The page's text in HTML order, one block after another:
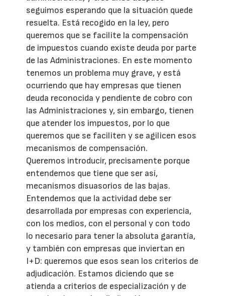
seguimos esperando que la situación quede
resuelta. Está recogido en la ley, pero
queremos que se facilite la compensación
de impuestos cuando existe deuda por parte
de las Administraciones. En este momento
tenemos un problema muy grave, y está
ocurriendo que hay empresas que tienen
deuda reconocida y pendiente de cobro con
las Administraciones y, sin embargo, tienen
que atender los impuestos, por lo que
queremos que se faciliten y se agilicen esos
mecanismos de compensación.
Queremos introducir, precisamente porque
entendemos que tiene que ser así,
mecanismos disuasorios de las bajas.
Entendemos que la actividad debe ser
desarrollada por empresas con experiencia,
con los medios, con el personal y con todo
lo necesario para tener la absoluta garantía,
y también con empresas que inviertan en
I+D: queremos que esos sean los criterios de
adjudicación. Estamos diciendo que se
atienda a criterios de especialización y de